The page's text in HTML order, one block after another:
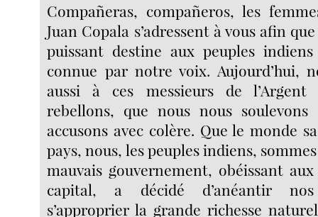
Compañeras, compañeros, les
Juan Copala s’adressent à vous afin
puissant destine aux peuples
connue par notre voix. Aujourd’hui,
aussi à ces messieurs de
rebellons, que nous nous
accusons avec colère. Que le monde
pays, nous, les peuples indiens,
mauvais gouvernement, obéissant
capital, a décidé d’anéantir
s’approprier la grande richesse